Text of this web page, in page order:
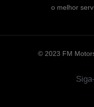
o melhor
© 2023 FM